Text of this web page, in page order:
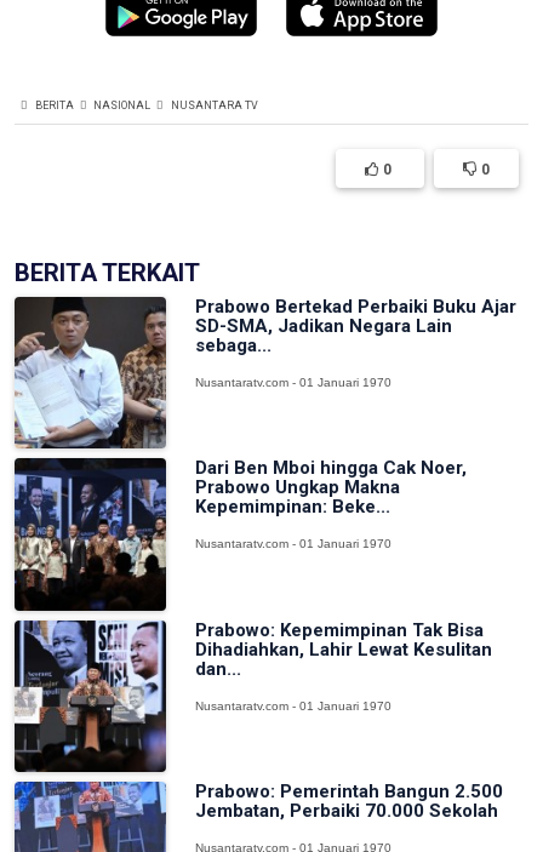
BERITA NASIONAL NUSANTARA TV
0 0
BERITA TERKAIT
Prabowo Bertekad Perbaiki Buku Ajar
SD-SMA, Jadikan Negara Lain
sebaga...
Nusantaratv.com - 01 Januari 1970
Dari Ben Mboi hingga Cak Noer,
Prabowo Ungkap Makna
Kepemimpinan: Beke...
Nusantaratv.com - 01 Januari 1970
Prabowo: Kepemimpinan Tak Bisa
Dihadiahkan, Lahir Lewat Kesulitan
dan...
Nusantaratv.com - 01 Januari 1970
Prabowo: Pemerintah Bangun 2.500
Jembatan, Perbaiki 70.000 Sekolah
Nusantaratv.com - 01 Januari 1970